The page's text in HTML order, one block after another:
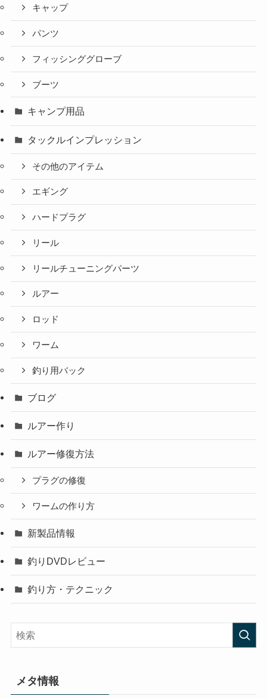
キャップ
パンツ
フィッシンググローブ
ブーツ
キャンプ用品
タックルインプレッション
その他のアイテム
エギング
ハードプラグ
リール
リールチューニングパーツ
ルアー
ロッド
ワーム
釣り用バック
ブログ
ルアー作り
ルアー修復方法
プラグの修復
ワームの作り方
新製品情報
釣りDVDレビュー
釣り方・テクニック
メタ情報